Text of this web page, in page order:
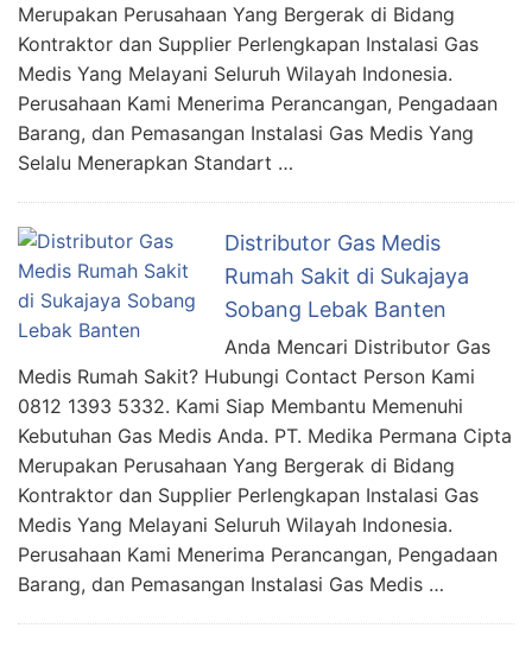
Merupakan Perusahaan Yang Bergerak di Bidang
Kontraktor dan Supplier Perlengkapan Instalasi Gas
Medis Yang Melayani Seluruh Wilayah Indonesia.
Perusahaan Kami Menerima Perancangan, Pengadaan
Barang, dan Pemasangan Instalasi Gas Medis Yang
Selalu Menerapkan Standart …
Distributor Gas Medis
Rumah Sakit di Sukajaya
Sobang Lebak Banten
Anda Mencari Distributor Gas
Medis Rumah Sakit? Hubungi Contact Person Kami
0812 1393 5332. Kami Siap Membantu Memenuhi
Kebutuhan Gas Medis Anda. PT. Medika Permana Cipta
Merupakan Perusahaan Yang Bergerak di Bidang
Kontraktor dan Supplier Perlengkapan Instalasi Gas
Medis Yang Melayani Seluruh Wilayah Indonesia.
Perusahaan Kami Menerima Perancangan, Pengadaan
Barang, dan Pemasangan Instalasi Gas Medis …